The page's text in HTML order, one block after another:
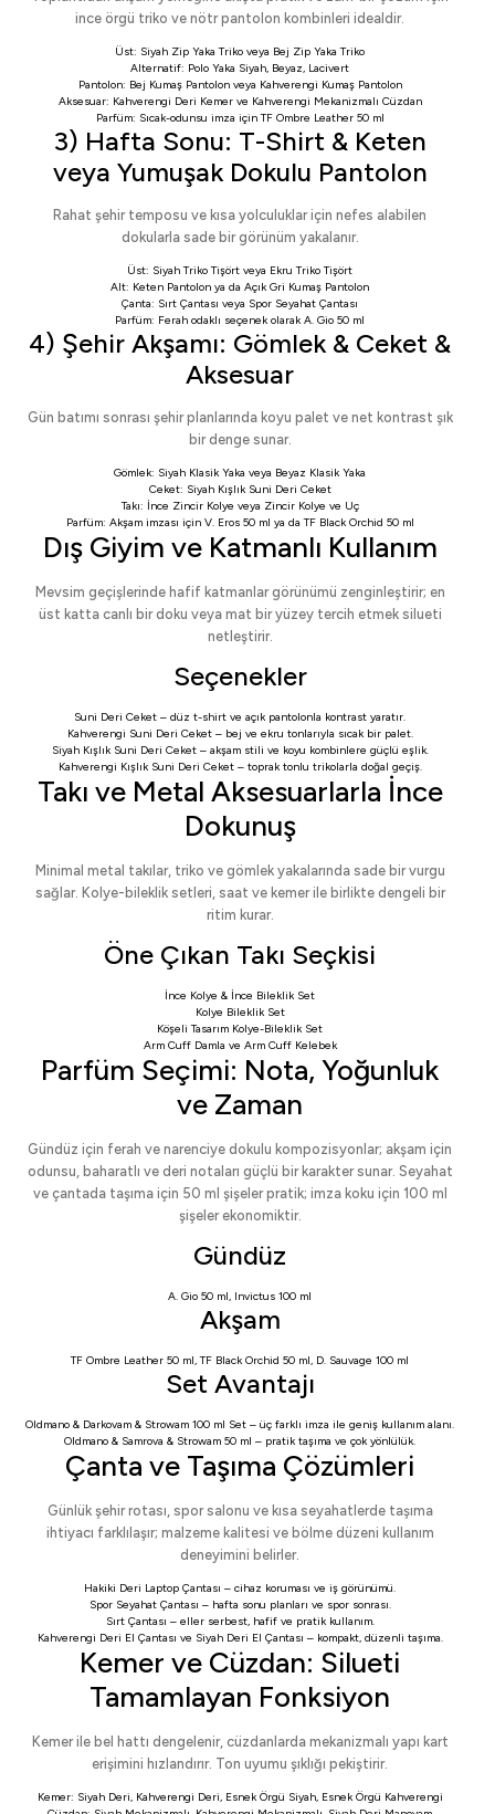
ince örgü triko ve nötr pantolon kombinleri idealdir.
Üst: Siyah Zip Yaka Triko veya Bej Zip Yaka Triko
Alternatif: Polo Yaka Siyah, Beyaz, Lacivert
Pantolon: Bej Kumaş Pantolonveya Kahverengi Kumaş Pantolon
Aksesuar: Kahverengi Deri Kemerve Kahverengi Mekanizmalı Cüzdan
Parfüm: Sıcak-odunsu imza içinTF Ombre Leather 50 ml
3) Hafta Sonu: T-Shirt & Keten
veya Yumuşak Dokulu Pantolon
Rahat şehir temposu ve kısa yolculuklar için nefes alabilen
dokularla sade bir görünüm yakalanır.
Üst: Siyah Triko Tişört veya Ekru Triko Tişört
Alt: Keten Pantolon ya da Açık Gri Kumaş Pantolon
Çanta: Sırt Çantası veya Spor Seyahat Çantası
Parfüm: Ferah odaklı seçenek olarak A. Gio 50 ml
4) Şehir Akşamı: Gömlek & Ceket &
Aksesuar
Gün batımı sonrası şehir planlarında koyu palet ve net kontrast şık
bir denge sunar.
Gömlek: Siyah Klasik Yaka veya Beyaz Klasik Yaka
Ceket: Siyah Kışlık Suni Deri Ceket
Takı: İnce Zincir Kolye veya Zincir Kolye ve Uç
Parfüm: Akşam imzası için V. Eros 50 ml ya daTF Black Orchid 50 ml
Dış Giyim ve Katmanlı Kullanım
Mevsim geçişlerinde hafif katmanlar görünümü zenginleştirir; en
üst katta canlı bir doku veya mat bir yüzey tercih etmek silueti
netleştirir.
Seçenekler
Suni Deri Ceket – düz t-shirt ve açık pantolonla kontrast yaratır.
Kahverengi Suni Deri Ceket– bej ve ekru tonlarıyla sıcak bir palet.
Siyah Kışlık Suni Deri Ceket– akşam stili ve koyu kombinlere güçlü eşlik.
Kahverengi Kışlık Suni Deri Ceket– toprak tonlu trikolarla doğal geçiş.
Takı ve Metal Aksesuarlarla İnce
Dokunuş
Minimal metal takılar, triko ve gömlek yakalarında sade bir vurgu
sağlar. Kolye-bileklik setleri, saat ve kemer ile birlikte dengeli bir
ritim kurar.
Öne Çıkan Takı Seçkisi
İnce Kolye & İnce Bileklik Set
Kolye Bileklik Set
Köşeli Tasarım Kolye-Bileklik Set
Arm Cuff Damlave Arm Cuff Kelebek
Parfüm Seçimi: Nota, Yoğunluk
ve Zaman
Gündüz için ferah ve narenciye dokulu kompozisyonlar; akşam için
odunsu, baharatlı ve deri notaları güçlü bir karakter sunar. Seyahat
ve çantada taşıma için 50 ml şişeler pratik; imza koku için 100 ml
şişeler ekonomiktir.
Gündüz
A. Gio 50 ml, Invictus 100 ml
Akşam
TF Ombre Leather 50 ml,TF Black Orchid 50 ml, D. Sauvage 100 ml
Set Avantajı
Oldmano & Darkovam & Strowam 100 ml Set – üç farklı imza ile geniş kullanım alanı.
Oldmano & Samrova & Strowam 50 ml – pratik taşıma ve çok yönlülük.
Çanta ve Taşıma Çözümleri
Günlük şehir rotası, spor salonu ve kısa seyahatlerde taşıma
ihtiyacı farklılaşır; malzeme kalitesi ve bölme düzeni kullanım
deneyimini belirler.
Hakiki Deri Laptop Çantası – cihaz koruması ve iş görünümü.
Spor Seyahat Çantası – hafta sonu planları ve spor sonrası.
Sırt Çantası – eller serbest, hafif ve pratik kullanım.
Kahverengi Deri El Çantası ve Siyah Deri El Çantası – kompakt, düzenli taşıma.
Kemer ve Cüzdan: Silueti
Tamamlayan Fonksiyon
Kemer ile bel hattı dengelenir, cüzdanlarda mekanizmalı yapı kart
erişimini hızlandırır. Ton uyumu şıklığı pekiştirir.
Kemer: Siyah Deri, Kahverengi Deri, Esnek Örgü Siyah, Esnek Örgü Kahverengi